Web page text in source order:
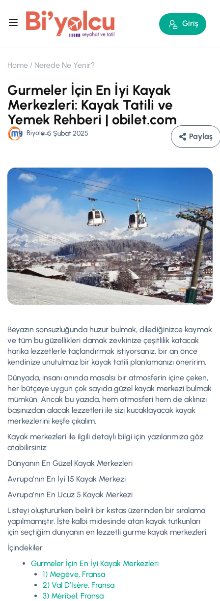
Giriş
Home Nerede Ne Yenir?
Gurmeler İçin En İyi Kayak
Merkezleri: Kayak Tatili ve
Yemek Rehberi | obilet.com
Biyolcu5 Şubat 2025 Paylaş
Beyazın sonsuzluğunda huzur bulmak, dilediğinizce kaymak
ve tüm bu güzellikleri damak zevkinize çeşitlilik katacak
harika lezzetlerle taçlandırmak istiyorsanız, bir an önce
kendinize unutulmaz bir kayak tatili planlamanızı öneririm.
Dünyada, insanı anında masalsı bir atmosferin içine çeken,
her bütçeye uygun çok sayıda güzel kayak merkezi bulmak
mümkün. Ancak bu yazıda, hem atmosferi hem de aklınızı
başınızdan alacak lezzetleri ile sizi kucaklayacak kayak
merkezlerini keşfe çıkalım.
Kayak merkezleri ile ilgili detaylı bilgi için yazılarımıza göz
atabilirsiniz:
Dünyanın En Güzel Kayak Merkezleri
Avrupa’nın En İyi 15 Kayak Merkezi
Avrupa’nın En Ucuz 5 Kayak Merkezi
Listeyi oluştururken belirli bir kıstas üzerinden bir sıralama
yapılmamıştır. İşte kalbi midesinde atan kayak tutkunları
için seçtiğim dünyanın en lezzetli gurme kayak merkezleri:
İçindekiler
Gurmeler İçin En İyi Kayak Merkezleri
1) Megève, Fransa
2) Val D’Isère, Fransa
3) Méribel, Fransa